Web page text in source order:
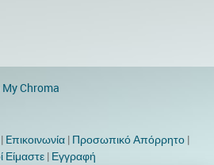
My Chroma
Eπικοινωνία| Προσωπικό Απόρρητο|
Είμαστε| Εγγραφή